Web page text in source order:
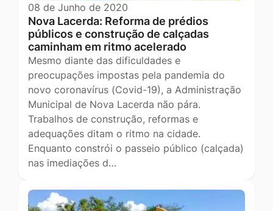
08 de Junho de 2020
Nova Lacerda: Reforma de prédios
públicos e construção de calçadas
caminham em ritmo acelerado
Mesmo diante das dificuldades e
preocupações impostas pela pandemia do
novo coronavírus (Covid-19), a Administração
Municipal de Nova Lacerda não pára.
Trabalhos de construção, reformas e
adequações ditam o ritmo na cidade.
Enquanto constrói o passeio público (calçada)
nas imediações d…